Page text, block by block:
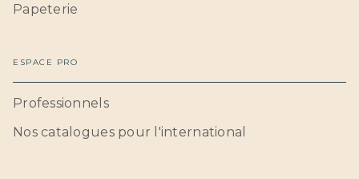
Papeterie
ESPACE PRO
Professionnels
Nos catalogues pour l'international